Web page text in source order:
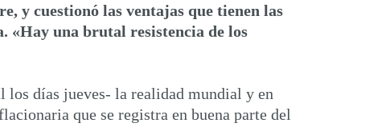
y cuestionó las ventajas que tienen las
«Hay una brutal resistencia de los
días jueves- la realidad mundial y en
que se registra en buena parte del